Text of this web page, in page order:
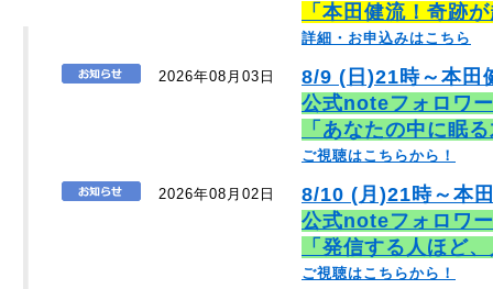
「本田健流！奇跡
詳細・お申込みはこちら
2026年08月03日
8/9 (日)21時～本田
公式noteフォロワ
「あなたの中に眠
ご視聴はこちらから！
2026年08月02日
8/10 (月)21時～本
公式noteフォロワ
「発信する人ほど
ご視聴はこちらから！